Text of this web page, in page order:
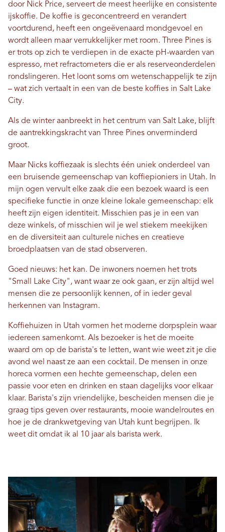
door Nick Price, serveert de meest heerlijke en consistente
ijskoffie. De koffie is geconcentreerd en verandert
voortdurend, heeft een ongeëvenaard mondgevoel en
wordt alleen maar verrukkelijker met room. Three Pines is
er trots op zich te verdiepen in de exacte pH-waarden van
espresso, met refractometers die er als reserveonderdelen
rondslingeren. Het loont soms om wetenschappelijk te zijn
– wat zich vertaalt in een van de beste koffies in Salt Lake
City.
Als de winter aanbreekt in het centrum van Salt Lake, blijft
de aantrekkingskracht van Three Pines onverminderd
groot.
Maar Nicks koffiezaak is slechts één uniek onderdeel van
een bruisende gemeenschap van koffiepioniers in Utah. In
mijn ogen vervult elke zaak die een bezoek waard is een
specifieke functie in onze kleine lokale gemeenschap: elk
heeft zijn eigen identiteit. Misschien pas je in een van
deze winkels, of misschien wil je wel stiekem meekijken
en de diversiteit aan culturele niches en creatieve
broedplaatsen van de stad observeren.
Goed nieuws: het kan. De inwoners noemen het trots
"Small Lake City", want waar ze ook gaan, er zijn altijd wel
mensen die ze persoonlijk kennen, of in ieder geval
herkennen van Instagram.
Koffiehuizen in Utah vormen het moderne dorpsplein waar
iedereen samenkomt. Als bezoeker is het de moeite
waard om op de barista's te letten, want wie weet zit je die
avond wel naast ze aan een cocktail. De mensen in onze
horeca vormen een hechte gemeenschap, delen een
passie voor eten en drinken en staan ​​dagelijks voor elkaar
klaar. Barista's zijn vriendelijke, bescheiden mensen die je
graag tips geven over restaurants, mooie wandelroutes en
hoe je de drankwetgeving van Utah kunt begrijpen. Ik
weet dit omdat ik al 10 jaar als barista werk.